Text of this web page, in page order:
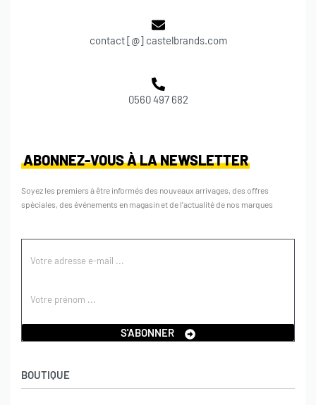
contact [@] castelbrands.com
0560 497 682
BOUTIQUE
ABONNEZ-VOUS À LA NEWSLETTER
Soyez les premiers à être informés des nouveaux arrivages, des offres
spéciales, des événements en magasin et de l’actualité de nos marques
S'ABONNER